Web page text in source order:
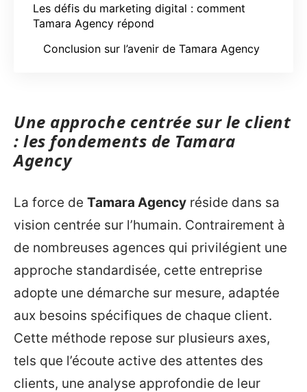
Les défis du marketing digital : comment
Tamara Agency répond
Conclusion sur l’avenir de Tamara Agency
Une approche centrée sur le client
: les fondements de Tamara
Agency
La force de Tamara Agency réside dans sa
vision centrée sur l’humain. Contrairement à
de nombreuses agences qui privilégient une
approche standardisée, cette entreprise
adopte une démarche sur mesure, adaptée
aux besoins spécifiques de chaque client.
Cette méthode repose sur plusieurs axes,
tels que l’écoute active des attentes des
clients, une analyse approfondie de leur